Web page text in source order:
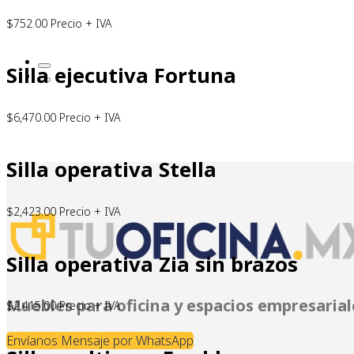
$752.00 Precio + IVA
Silla ejecutiva Fortuna
$6,470.00 Precio + IVA
Silla operativa Stella
$2,423.00 Precio + IVA
Silla operativa Zia sin brazos
$2,415.00Precio + IVA
Muebles para oficina y espacios
Envíanos Mensaje por WhatsApp